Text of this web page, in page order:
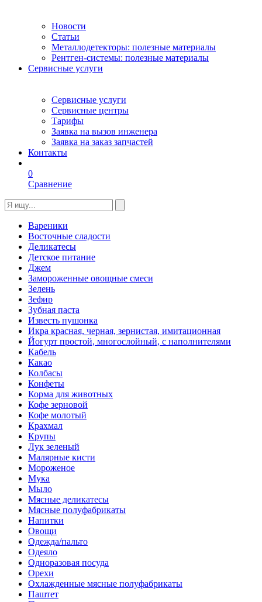
Новости
Статьи
Металлодетекторы: полезные материалы
Рентген-системы: полезные материалы
Сервисные услуги
Сервисные услуги
Сервисные центры
Тарифы
Заявка на вызов инженера
Заявка на заказ запчастей
Контакты
0
Сравнение
Вареники
Восточные сладости
Деликатесы
Детское питание
Джем
Замороженные овощные смеси
Зелень
Зефир
Зубная паста
Известь пушонка
Икра красная, черная, зернистая, имитационная
Йогурт простой, многослойный, с наполнителями
Кабель
Какао
Колбасы
Конфеты
Корма для животных
Кофе зерновой
Кофе молотый
Крахмал
Крупы
Лук зеленый
Малярные кисти
Мороженое
Мука
Мыло
Мясные деликатесы
Мясные полуфабрикаты
Напитки
Овощи
Одежда/пальто
Одеяло
Одноразовая посуда
Орехи
Охлажденные мясные полуфабрикаты
Паштет